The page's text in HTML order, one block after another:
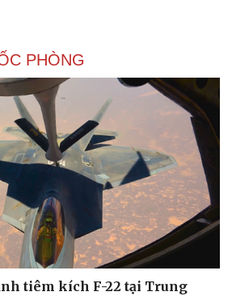
PHÒNG
tiêm kích F-22 tại Trung